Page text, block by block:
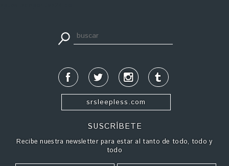
srsleepless.com
SUSCRÍBETE
Recibe nuestra newsletter para estar al tanto de todo, todo y
todo